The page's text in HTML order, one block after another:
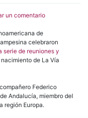
un comentarioen
de
un
movimiento
Vía
Campesina
de
celebraron
serie de reuniones y
de La Vía
Federico
Andalucía, miembro del
región Europa.